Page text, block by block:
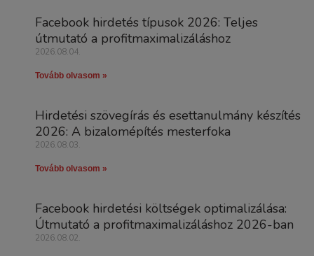
Facebook hirdetés típusok 2026: Teljes
útmutató a profitmaximalizáláshoz
2026.08.04.
Tovább olvasom »
Hirdetési szövegírás és esettanulmány készítés
2026: A bizalomépítés mesterfoka
2026.08.03.
Tovább olvasom »
Facebook hirdetési költségek optimalizálása:
Útmutató a profitmaximalizáláshoz 2026-ban
2026.08.02.